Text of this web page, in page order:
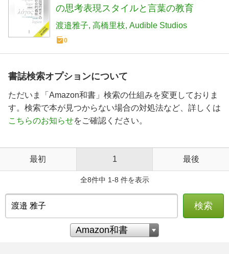
の思考表現スタイルと言葉の教育
渡邉雅子 高橋里枝 Audible Studios
0
書誌検索オプションについて
ただいま「Amazon和書」検索の仕組みを変更しておりま
す。検索で本が見つからない場合の対処法など、詳しくは
こちらのお知らせをご確認ください。
最初 1 最後
全8件中 1-8 件を表示
検索